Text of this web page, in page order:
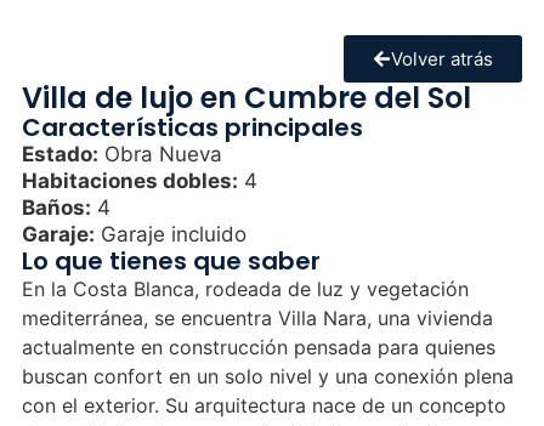
Volver atrás
Villa de lujo en Cumbre del Sol
Características principales
Estado: Obra Nueva
Habitaciones dobles: 4
Baños: 4
Garaje: Garaje incluido
Lo que tienes que saber
En la Costa Blanca, rodeada de luz y vegetación
mediterránea, se encuentra Villa Nara, una vivienda
actualmente en construcción pensada para quienes
buscan confort en un solo nivel y una conexión plena
con el exterior. Su arquitectura nace de un concepto